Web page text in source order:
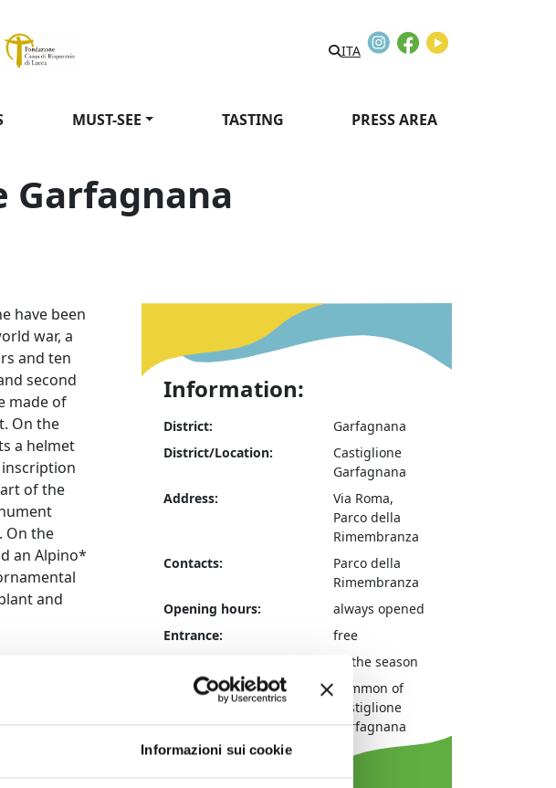
Informazioni sui cookie
ITA
InstagramFacebook
MUST-SEE TASTING PRESS AREA
Garfagnana
the Fallen of Castiglione Garfagnana
have been
war, a
and ten
second
made of
On the
a helmet
of the
On the
an Alpino*
and
Information:
District:
Garfagnana
District/Location:
Castiglione
Garfagnana
Address:
Via Roma,
Parco della
Rimembranza
Contacts:
Parco della
Rimembranza
Opening hours:
always opened
Entrance:
free
all the season
Municipality:
Common of
Castiglione
Garfagnana